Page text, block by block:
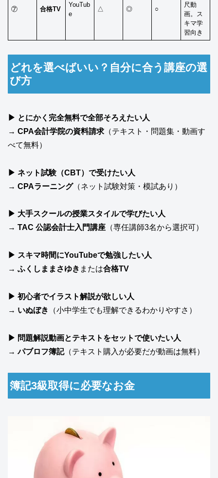
⑦ 合格TV
YouTub
e
△ ◎ ○
尺動
画。ス
キマ学
習向き
どれを選べばいい？自分に合う講座の選
び方
▶ とにかく完全無料で全部そろえたい人
→ CPA会計学院の資料請求 （テキスト・問題集・動画す
べて無料）
▶ ネット試験（CBT）で受けたい人
→ CPAラーニング（ネット試験対策・模試あり）
▶ 大手スクールの授業スタイルで学びたい人
→ TAC 公認会計士入門講座 （専任講師3名から選択可）
▶ スキマ時間にYouTubeで勉強したい人
→ ふくしままさゆき または合格TV
▶ 初心者でイラスト解説が欲しい人
→ いぬぼき （小中学生でも理解できるわかりやすさ）
▶ 問題解説動画とテキストをセットで使いたい人
→パブロフ簿記（テキスト購入が必要だが動画は無料）
簿記3級取得に必要なお金